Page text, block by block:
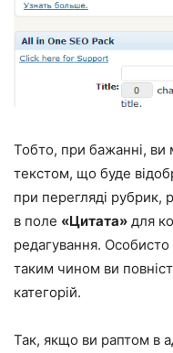
Тобто, при бажанні, ви
текстом, що буде
при перегляді рубрик,
в поле «Цитата» для
редагування.
таким чином ви
категорій.
Так, якщо ви раптом в